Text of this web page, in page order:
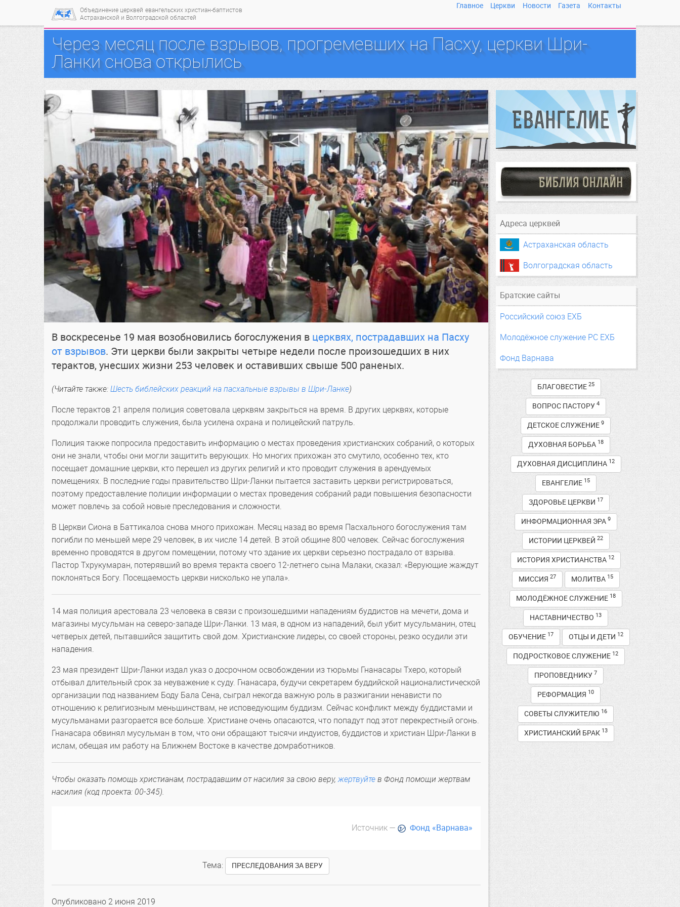
Объединение церквей евангельских христиан-баптистов
Астраханской и Волгоградской областей
Главное Церкви Новости Газета Контакты
Через месяц после взрывов, прогремевших на Пасху, церкви Шри-
Ланки снова открылись
В воскресенье 19 мая возобновились богослужения в церквях, пострадавших на Пасху
от взрывов. Эти церкви были закрыты четыре недели после произошедших в них
терактов, унесших жизни 253 человек и оставивших свыше 500 раненых.
(Читайте также: Шесть библейских реакций на пасхальные взрывы в Шри-Ланке)
После терактов 21 апреля полиция советовала церквям закрыться на время. В других церквях, которые
продолжали проводить служения, была усилена охрана и полицейский патруль.
Полиция также попросила предоставить информацию о местах проведения христианских собраний, о которых
они не знали, чтобы они могли защитить верующих. Но многих прихожан это смутило, особенно тех, кто
посещает домашние церкви, кто перешел из других религий и кто проводит служения в арендуемых
помещениях. В последние годы правительство Шри-Ланки пытается заставить церкви регистрироваться,
поэтому предоставление полиции информации о местах проведения собраний ради повышения безопасности
может повлечь за собой новые преследования и сложности.
В Церкви Сиона в Баттикалоа снова много прихожан. Месяц назад во время Пасхального богослужения там
погибли по меньшей мере 29 человек, в их числе 14 детей. В этой общине 800 человек. Сейчас богослужения
временно проводятся в другом помещении, потому что здание их церкви серьезно пострадало от взрыва.
Пастор Тхрукумаран, потерявший во время теракта своего 12-летнего сына Малаки, сказал: «Верующие жаждут
поклоняться Богу. Посещаемость церкви нисколько не упала».
14 мая полиция арестовала 23 человека в связи с произошедшими нападениям буддистов на мечети, дома и
магазины мусульман на северо-западе Шри-Ланки. 13 мая, в одном из нападений, был убит мусульманин, отец
четверых детей, пытавшийся защитить свой дом. Христианские лидеры, со своей стороны, резко осудили эти
нападения.
23 мая президент Шри-Ланки издал указ о досрочном освобождении из тюрьмы Гнанасары Тхеро, который
отбывал длительный срок за неуважение к суду. Гнанасара, будучи секретарем буддийской националистической
организации под названием Боду Бала Сена, сыграл некогда важную роль в разжигании ненависти по
отношению к религиозным меньшинствам, не исповедующим буддизм. Сейчас конфликт между буддистами и
мусульманами разгорается все больше. Христиане очень опасаются, что попадут под этот перекрестный огонь.
Гнанасара обвинял мусульман в том, что они обращают тысячи индуистов, буддистов и христиан Шри-Ланки в
ислам, обещая им работу на Ближнем Востоке в качестве домработников.
Чтобы оказать помощь христианам, пострадавшим от насилия за свою веру,жертвуйте в Фонд помощи жертвам
насилия (код проекта: 00-345).
Источник — Фонд «Варнава»
Тема: ПРЕСЛЕДОВАНИЯ ЗА ВЕРУ
Опубликовано 2 июня 2019
Адреса церквей
Астраханская область
Волгоградская область
Братские сайты
Российский союз ЕХБ
Молодёжное служение РС ЕХБ
Фонд Варнава
БЛАГОВЕСТИЕ 25
ВОПРОС ПАСТОРУ 4
ДЕТСКОЕ СЛУЖЕНИЕ9
ДУХОВНАЯ БОРЬБА 18
ДУХОВНАЯ ДИСЦИПЛИНА 12
ЕВАНГЕЛИЕ 15
ЗДОРОВЬЕ ЦЕРКВИ 17
ИНФОРМАЦИОННАЯ ЭРА 9
ИСТОРИИ ЦЕРКВЕЙ 22
ИСТОРИЯ ХРИСТИАНСТВА 12
МИССИЯ 27 МОЛИТВА 15
МОЛОДЁЖНОЕ СЛУЖЕНИЕ 18
НАСТАВНИЧЕСТВО 13
ОБУЧЕНИЕ 17 ОТЦЫ И ДЕТИ 12
ПОДРОСТКОВОЕ СЛУЖЕНИЕ 12
ПРОПОВЕДНИКУ 7
РЕФОРМАЦИЯ 10
СОВЕТЫ СЛУЖИТЕЛЮ 16
ХРИСТИАНСКИЙ БРАК 13